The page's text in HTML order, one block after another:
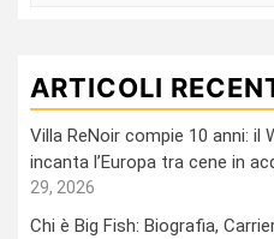
ARTICOLI
Villa ReNoir compie 10 anni: il
incanta l’Europa tra cene in
29, 2026
Chi è Big Fish: Biografia,